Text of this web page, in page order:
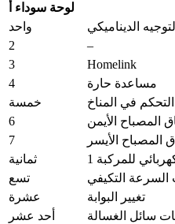
لوحة سوداء أ
واحد
التوجيه الديناميكي
2
–
3
Homelink
4
مساعدة حارة
خمسة
التحكم في المناخ
6
المصباح الأيمن
7
الأيسر
ثمانية
للمركبة 1
تسع
السرعة التكيفي
عشرة
تغيير البوابة
أحد عشر
سائل الغسالة